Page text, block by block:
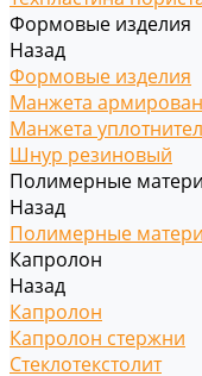
Формовые изделия
Назад
Формовые изделия
Манжета
Манжета
Шнур резиновый
Полимерные
Назад
Полимерные
Капролон
Назад
Капролон
Капролон стержни
Стеклотекстолит